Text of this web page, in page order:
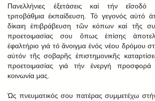
Πανελλήνιες ἐξετάσεις καί τήν
τριτοβάθμια ἐκπαίδευση. Τό γεγονός αὐτό
δίκαιη ἐπιβράβευση τῶν κόπων καί τῆς
προετοιμασίας σου ὅπως ἐπίσης
ἐφαλτήριο γιά τό ἄνοιγμα ἑνός νέου δρόμου
αὐτόν τῆς σοβαρῆς ἐπιστημονικῆς
προετοιμασίας γιά τήν ἐνεργή
κοινωνία μας.
Ὡς πνευματικός σου πατέρας συμμετέχω